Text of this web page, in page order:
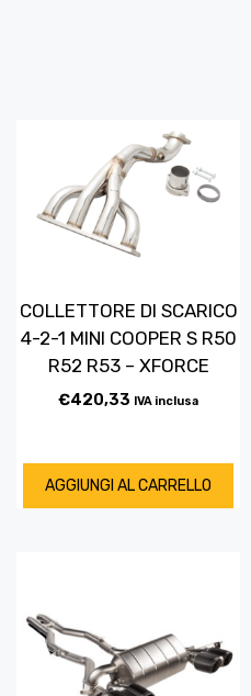
COLLETTORE DI SCARICO
4-2-1 MINI COOPER S R50
R52 R53 – XFORCE
€420,33 IVA inclusa
AGGIUNGI AL CARRELLO